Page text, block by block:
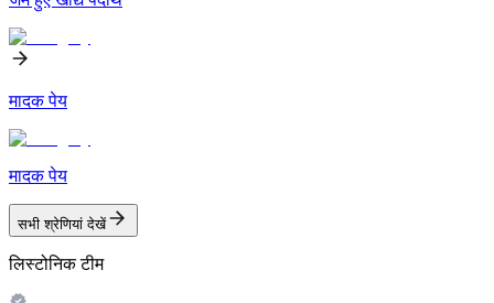
मादक पेय
मादक पेय
सभी श्रेणियां देखें
लिस्टोनिक टीम